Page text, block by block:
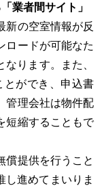
業者間サイト」
新の空室情報が反
ロードが可能なた
ります。また、
とができ、申込書
管理会社は物件配
短縮することもで
償提供を行うこと
し進めてまいりま